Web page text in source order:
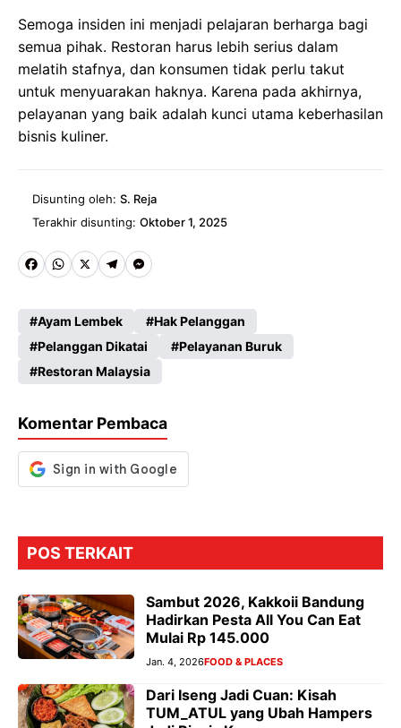
Semoga insiden ini menjadi pelajaran berharga bagi
semua pihak. Restoran harus lebih serius dalam
melatih stafnya, dan konsumen tidak perlu takut
untuk menyuarakan haknya. Karena pada akhirnya,
pelayanan yang baik adalah kunci utama keberhasilan
bisnis kuliner.
Disunting oleh: S. Reja
Terakhir disunting: Oktober 1, 2025
Fa
b
o
o
k
W
ts
A
p
X
Te
gr
a
m
M
n
g
er
Ayam Lembek
Hak Pelanggan
Pelanggan Dikatai
Pelayanan Buruk
Restoran Malaysia
Komentar Pembaca
POS TERKAIT
Sambut 2026, Kakkoii Bandung
Hadirkan Pesta All You Can Eat
Mulai Rp 145.000
Jan. 4, 2026FOOD & PLACES
Dari Iseng Jadi Cuan: Kisah
TUM_ATUL yang Ubah Hampers